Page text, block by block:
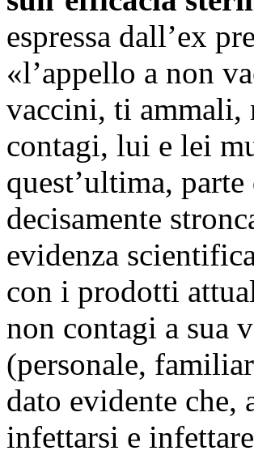
espressa dall’ex
«l’appello a non
vaccini, ti ammali,
contagi, lui e lei
quest’ultima,
decisamente
evidenza
con i prodotti
non contagi a sua
(personale,
dato evidente che,
infettarsi e